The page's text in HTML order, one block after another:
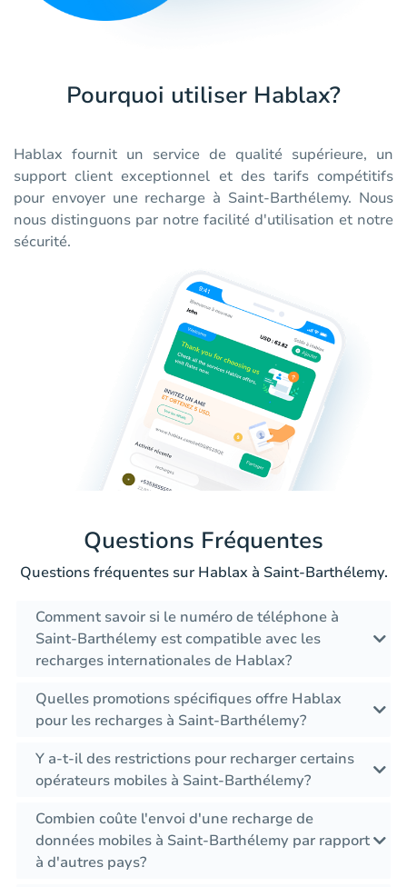
Pourquoi utiliser Hablax?
Hablax fournit un service de qualité supérieure, un
support client exceptionnel et des tarifs compétitifs
pour envoyer une recharge à Saint-Barthélemy. Nous
nous distinguons par notre facilité d'utilisation et notre
sécurité.
Questions Fréquentes
Questions fréquentes sur Hablax à Saint-Barthélemy.
Comment savoir si le numéro de téléphone à
Saint-Barthélemy est compatible avec les
recharges internationales de Hablax?
Quelles promotions spécifiques offre Hablax
pour les recharges à Saint-Barthélemy?
Y a-t-il des restrictions pour recharger certains
opérateurs mobiles à Saint-Barthélemy?
Combien coûte l'envoi d'une recharge de
données mobiles à Saint-Barthélemy par rapport
à d'autres pays?